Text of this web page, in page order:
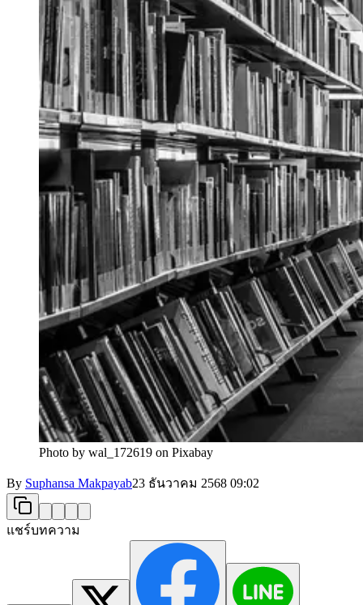
Photo by wal_172619 on Pixabay
By Suphansa Makpayab23 ธันวาคม 2568 09:02
แชร์บทความ